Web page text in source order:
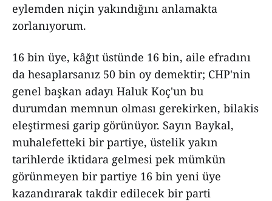
eylemden niçin yakındığını anlamakta
zorlanıyorum.
16 bin üye, kâğıt üstünde 16 bin, aile efradını
da hesaplarsanız 50 bin oy demektir; CHP'nin
genel başkan adayı Haluk Koç'un bu
durumdan memnun olması gerekirken, bilakis
eleştirmesi garip görünüyor. Sayın Baykal,
muhalefetteki bir partiye, üstelik yakın
tarihlerde iktidara gelmesi pek mümkün
görünmeyen bir partiye 16 bin yeni üye
kazandırarak takdir edilecek bir parti